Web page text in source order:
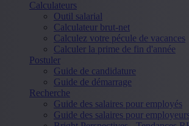
Calculateurs
Outil salarial
Calculateur brut-net
Calculez votre pécule de vacances
Calculer la prime de fin d'année
Postuler
Guide de candidature
Guide de démarrage
Recherche
Guide des salaires pour employés
Guide des salaires pour